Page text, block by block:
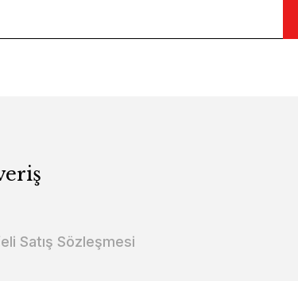
Satış Sözleşmesi